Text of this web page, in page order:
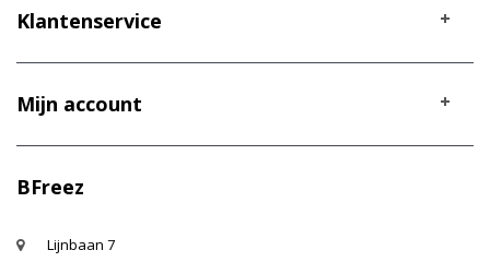
Klantenservice
Mijn account
BFreez
Lijnbaan 7